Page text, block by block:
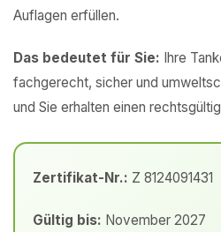
Auflagen erfüllen.
Das bedeutet für Sie: Ihre
fachgerecht, sicher und
und Sie erhalten einen
Zertifikat-Nr.: Z 8124091431
Gültig bis: November 2027